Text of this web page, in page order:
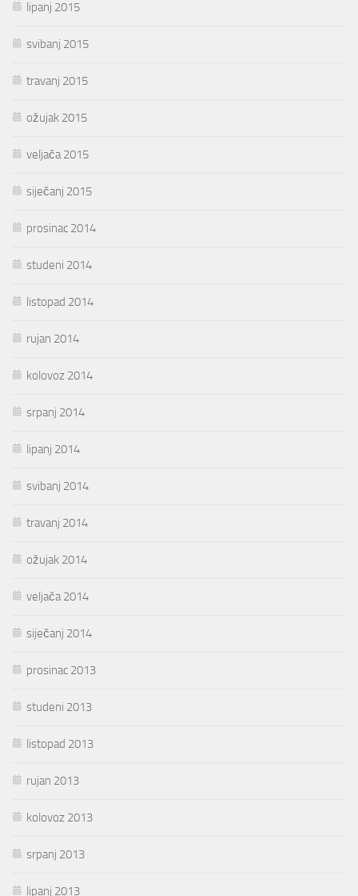
lipanj 2015
svibanj 2015
travanj 2015
ožujak 2015
veljača 2015
siječanj 2015
prosinac 2014
studeni 2014
listopad 2014
rujan 2014
kolovoz 2014
srpanj 2014
lipanj 2014
svibanj 2014
travanj 2014
ožujak 2014
veljača 2014
siječanj 2014
prosinac 2013
studeni 2013
listopad 2013
rujan 2013
kolovoz 2013
srpanj 2013
lipanj 2013